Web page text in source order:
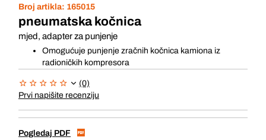
Broj artikla: 165015
pneumatska kočnica
mjed, adapter za punjenje
Omogućuje punjenje zračnih kočnica kamiona iz
radioničkih kompresora
(0)
Prvi napišite recenziju
Pogledaj PDF